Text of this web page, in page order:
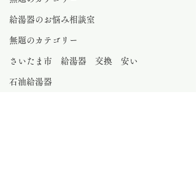
給湯器のお悩み相談室
無題のカテゴリー
さいたま市 給湯器 交換 安い
石油給湯器